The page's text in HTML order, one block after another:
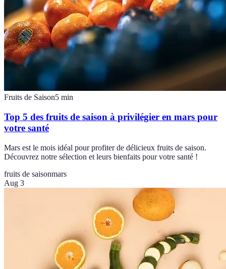
Fruits de Saison5 min
Top 5 des fruits de saison à privilégier en mars pour
votre santé
Mars est le mois idéal pour profiter de délicieux fruits de saison.
Découvrez notre sélection et leurs bienfaits pour votre santé !
fruits de saisonmars
Aug 3